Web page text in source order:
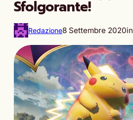
Sfolgorante!
Redazione8 Settembre 2020in